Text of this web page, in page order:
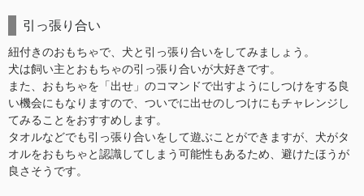
引っ張り合い
紐付きのおもちゃで、犬と引っ張り合いをしてみましょう。
犬は飼い主とおもちゃの引っ張り合いが大好きです。
また、おもちゃを「出せ」のコマンドで出すようにしつけをする良
い機会にもなりますので、ついでに出せのしつけにもチャレンジし
てみることをおすすめします。
タオルなどでも引っ張り合いをして遊ぶことができますが、犬がタ
オルをおもちゃと認識してしまう可能性もあるため、避けたほうが
良さそうです。